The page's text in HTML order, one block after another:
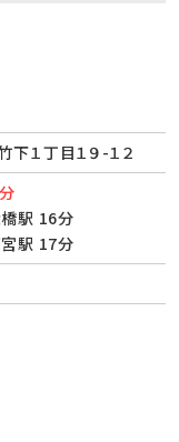
１丁目１９-１２
駅 16分
駅 17分